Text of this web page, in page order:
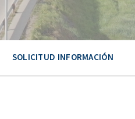
SOLICITUD INFORMACIÓN